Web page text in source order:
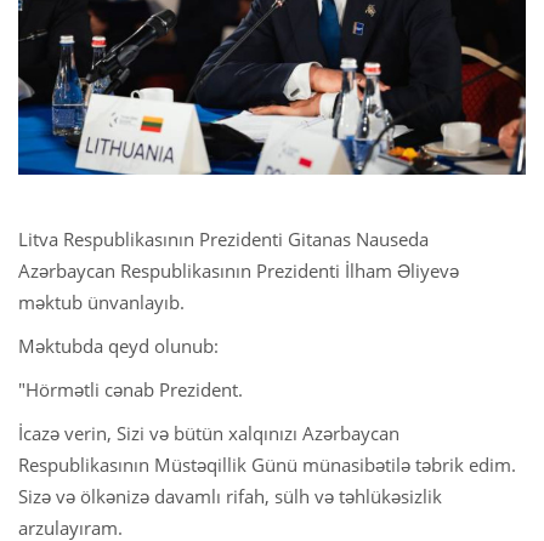
Litva Respublikasının Prezidenti Gitanas Nauseda
Azərbaycan Respublikasının Prezidenti İlham Əliyevə
məktub ünvanlayıb.
Məktubda qeyd olunub:
"Hörmətli cənab Prezident.
İcazə verin, Sizi və bütün xalqınızı Azərbaycan
Respublikasının Müstəqillik Günü münasibətilə təbrik edim.
Sizə və ölkənizə davamlı rifah, sülh və təhlükəsizlik
arzulayıram.